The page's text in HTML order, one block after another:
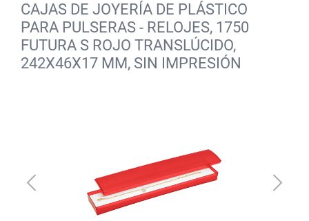
CAJAS DE JOYERÍA DE PLÁSTICO
PARA PULSERAS - RELOJES, 1750
FUTURA S ROJO TRANSLÚCIDO,
242X46X17 MM, SIN IMPRESIÓN